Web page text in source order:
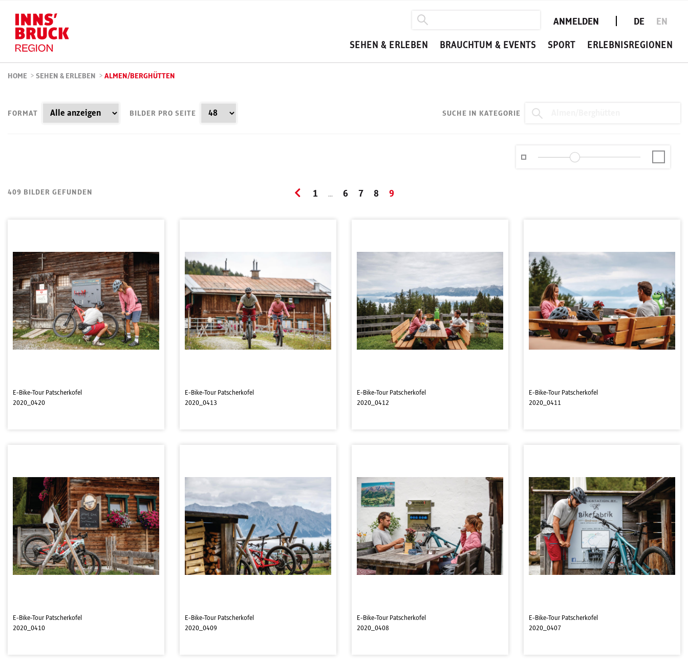
ANMELDEN DE EN
SEHEN & ERLEBEN BRAUCHTUM & EVENTS SPORT ERLEBNISREGIONEN
HOME > SEHEN & ERLEBEN > ALMEN/BERGHÜTTEN
SUCHE IN KATEGORIE
FORMAT BILDER PRO SEITE
409 BILDER GEFUNDEN 1 ... 6 7 8 9
E-Bike-Tour Patscherkofel
2020_0420
E-Bike-Tour Patscherkofel
2020_0413
E-Bike-Tour Patscherkofel
2020_0412
E-Bike-Tour Patscherkofel
2020_0411
E-Bike-Tour Patscherkofel
2020_0410
E-Bike-Tour Patscherkofel
2020_0409
E-Bike-Tour Patscherkofel
2020_0408
E-Bike-Tour Patscherkofel
2020_0407